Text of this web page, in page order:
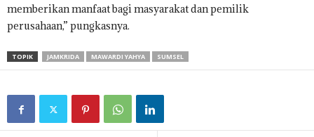
memberikan manfaat bagi masyarakat dan pemilik
perusahaan,” pungkasnya.
TOPIK JAMKRIDA MAWARDI YAHYA SUMSEL